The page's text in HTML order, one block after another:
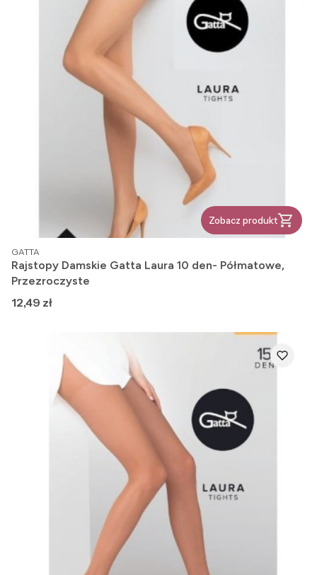
Zobacz produkt
PRODUCENT
GATTA
Rajstopy Damskie Gatta Laura 10 den- Półmatowe,
Przezroczyste
Cena
12,49 zł